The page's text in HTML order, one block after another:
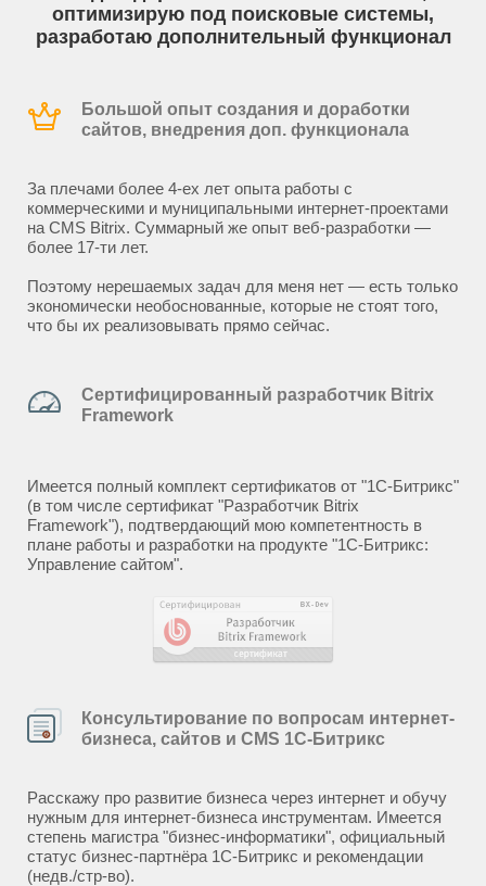
оптимизирую под поисковые системы,
разработаю дополнительный функционал
Большой опыт создания и доработки
сайтов, внедрения доп. функционала
За плечами более 4-ех лет опыта работы с
коммерческими и муниципальными интернет-проектами
на CMS Bitrix. Суммарный же опыт веб-разработки —
более 17-ти лет.
Поэтому нерешаемых задач для меня нет — есть только
экономически необоснованные, которые не стоят того,
что бы их реализовывать прямо сейчас.
Сертифицированный разработчик Bitrix
Framework
Имеется полный комплект сертификатов от "1С-Битрикс"
(в том числе сертификат "Разработчик Bitrix
Framework"), подтвердающий мою компетентность в
плане работы и разработки на продукте "1С-Битрикс:
Управление сайтом".
Консультирование по вопросам интернет-
бизнеса, сайтов и CMS 1С-Битрикс
Расскажу про развитие бизнеса через интернет и обучу
нужным для интернет-бизнеса инструментам. Имеется
степень магистра "бизнес-информатики", официальный
статус бизнес-партнёра 1С-Битрикс и рекомендации
(недв./стр-во).